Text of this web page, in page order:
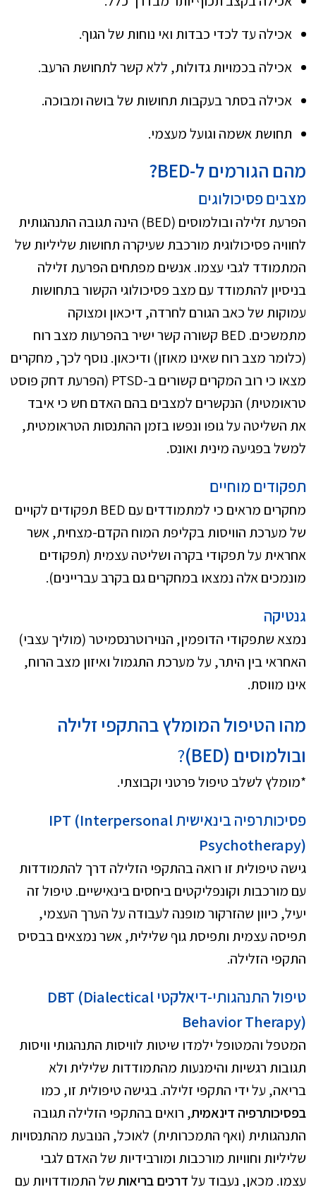
אכילה עד לכדי כבדות ואי נוחות של הגוף.
אכילה בכמויות גדולות, ללא קשר לתחושת הרעב.
אכילה בסתר בעקבות תחושות של בושה ומבוכה.
תחושת אשמה וגועל מעצמי.
מהם הגורמים ל-BED
?
מצבים פסיכולוגים
הפרעת זלילה ובולמוסים (BED) הינה תגובה התנהגותית
לחוויה פסיכולוגית מורכבת שעיקרה תחושות שליליות של
המתמודד לגבי עצמו. אנשים מפתחים הפרעת זלילה
בניסיון להתמודד עם מצב פסיכולוגי הקשור בתחושות
עמוקות של כאב הגורם לחרדה, דיכאון ומצוקה
מתמשכים. BED קשורה קשר ישיר בהפרעות מצב רוח
(כלומר מצב רוח שאינו מאוזן) ודיכאון. נוסף לכך, מחקרים
מצאו כי רוב המקרים קשורים ב-PTSD (הפרעת דחק פוסט
טראומטית) הנקשרים למצבים בהם האדם חש כי איבד
את השליטה על גופו ונפשו בזמן ההתנסות הטראומטית,
למשל בפגיעה מינית ואונס.
תפקודים מוחיים
מחקרים מראים כי למתמודדים עם BED תפקודים לקויים
של מערכת הוויסות בקליפת המוח הקדם-מצחית, אשר
אחראית על תפקודי בקרה ושליטה עצמית (תפקודים
מונמכים אלה נמצאו במחקרים גם בקרב עבריינים).
גנטיקה
נמצא שתפקודי הדופמין, הנוירוטרנסמיטר (מוליך עצבי)
האחראי בין היתר, על מערכת התגמול ואיזון מצב הרוח,
אינו מווסת.
מהו הטיפול המומלץ בהתקפי זלילה
ובולמוסים (BED
)
?
*מומלץ לשלב טיפול פרטני וקבוצתי.
פסיכותרפיה בינאישית IPT (Interpersonal
Psychotherapy)
גישה טיפולית זו רואה בהתקפי הזלילה דרך להתמודדות
עם מורכבות וקונפליקטים ביחסים בינאישיים. טיפול זה
יעיל, כיוון שהזרקור מופנה לעבודה על הערך העצמי,
תפיסה עצמית ותפיסת גוף שלילית, אשר נמצאים בבסיס
התקפי הזלילה.
טיפול התנהגותי-דיאלקטי DBT (Dialectical
Behavior Therapy)
המטפל והמטופל ילמדו שיטות לוויסות התנהגותי וויסות
תגובות רגשיות והימנעות מהתמודדות שלילית ולא
בריאה, על ידי התקפי זלילה. בגישה טיפולית זו, כמו
בפסיכותרפיה דינאמית, רואים בהתקפי הזלילה תגובה
התנהגותית (ואף התמכרותית) לאוכל, הנובעת מהתנסויות
שליליות וחוויות מורכבות ומורבידיות של האדם לגבי
עצמו. מכאן, נעבוד עלדרכים בריאותשל התמודדויות עם